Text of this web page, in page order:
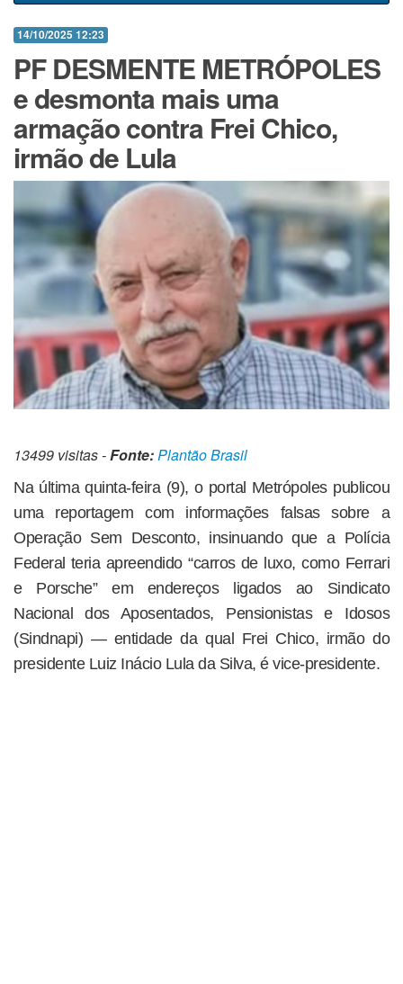
14/10/2025 12:23
PF DESMENTE METRÓPOLES
e desmonta mais uma
armação contra Frei Chico,
irmão de Lula
13499 visitas -Fonte:Plantão Brasil
Na última quinta-feira (9), o portal Metrópoles publicou
uma reportagem com informações falsas sobre a
Operação Sem Desconto, insinuando que a Polícia
Federal teria apreendido “carros de luxo, como Ferrari
e Porsche” em endereços ligados ao Sindicato
Nacional dos Aposentados, Pensionistas e Idosos
(Sindnapi) — entidade da qual Frei Chico, irmão do
presidente Luiz Inácio Lula da Silva, é vice-presidente.